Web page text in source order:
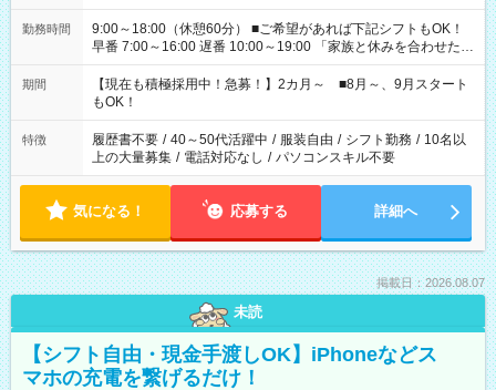
勤務時間
9:00～18:00（休憩60分） ■ご希望があれば下記シフトもOK！
早番 7:00～16:00 遅番 10:00～19:00 「家族と休みを合わせた
い」 「余裕を持って夕飯の準備がしたい」 「できれば残業はし
たくない」 など、ご希望を教えてくださいね。 ※Wワーク希望
の方へ 今ご覧のお仕事で希望する勤務時間と、もう1つのお仕事
の勤務時間。 合計で週40時間を超える場合は応募できません。
期間
【現在も積極採用中！急募！】2カ月～ ■8月～、9月スタート
もOK！
特徴 履歴書不要 / 40～50代活躍中 / 服装自由 / シフト勤務 / 10名以
上の大量募集 / 電話対応なし / パソコンスキル不要
気になる！ 応募する 詳細へ
掲載日：2026.08.07
未読
【シフト自由・現金手渡しOK】iPhoneなどス
マホの充電を繋げるだけ！